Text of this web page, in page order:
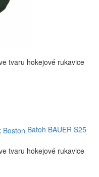
tvaru hokejové rukavice
Batoh BAUER S25
tvaru hokejové rukavice